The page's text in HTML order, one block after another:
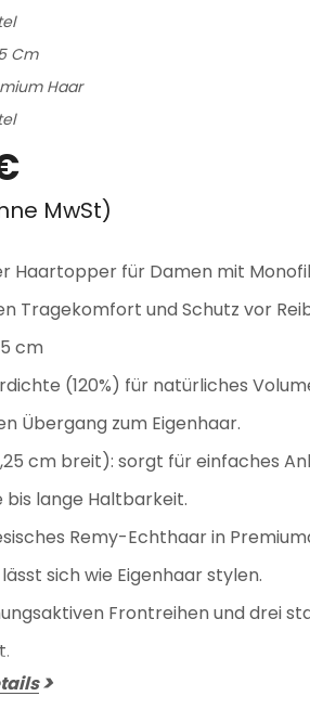
Cm
Haar
MwSt)
Haartopper für Damen mit
Tragekomfort und Schutz vor
cm
(120%) für natürliches
Übergang zum Eigenhaar.
cm breit): sorgt für einfaches
lange Haltbarkeit.
Remy-Echthaar in
sich wie Eigenhaar stylen.
Frontreihen und drei